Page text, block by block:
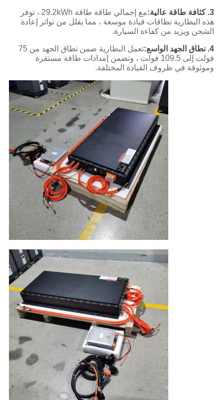
3. كثافة طاقة عالية:
مع إجمالي طاقة طاقة 29.2kWh ، توفر
هذه البطارية نطاقات قيادة موسعة ، مما يقلل من تواتر إعادة
الشحن ويزيد من كفاءة السيارة.
4. نطاق الجهد الواسع:
تعمل البطارية ضمن نطاق الجهد من 75
فولت إلى 109.5 فولت ، وتضمن إمدادات طاقة مستقرة
وموثوقة في ظروف القيادة المختلفة.